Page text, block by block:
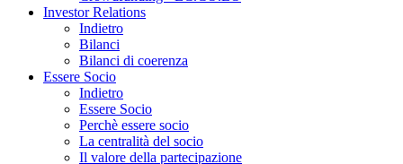
Investor Relations
Indietro
Bilanci
Bilanci di coerenza
Essere Socio
Indietro
Essere Socio
Perchè essere socio
La centralità del socio
Il valore della partecipazione